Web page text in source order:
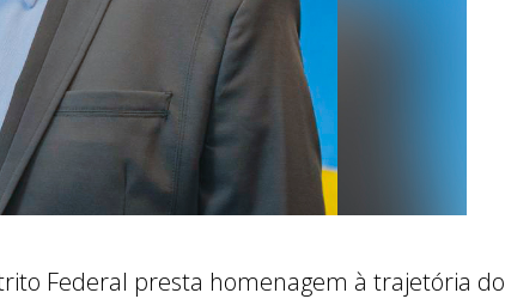
Federal presta homenagem à trajetória do